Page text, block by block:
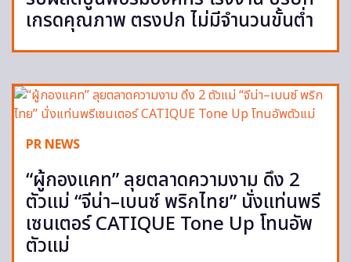
เกรดคุณภาพ ตรงปก ไม่มีจำนวนขั้นต่ำ
PR NEWS
“ผู้กองแคท” ลุยตลาดความงาม ดึง 2
ตัวแม่ “จีน่า–เบนซ์ พริกไทย” นั่งแท่นพรี
เซนเตอร์ CATIQUE Tone Up โทนอัพ
ตัวแม่